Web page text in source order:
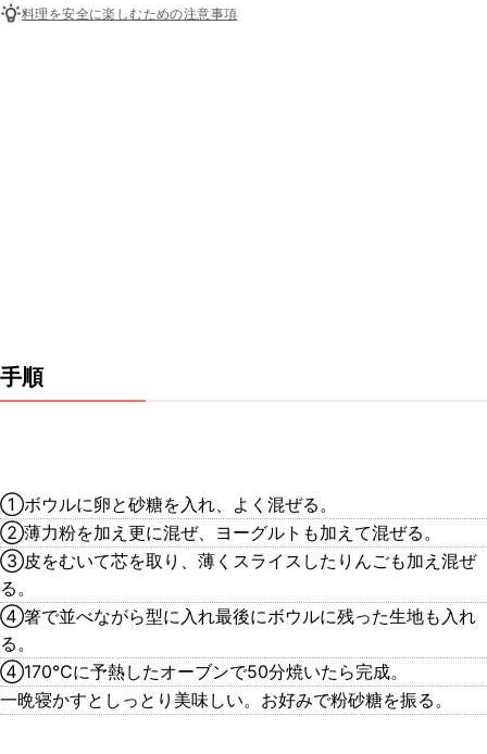
料理を安全に楽しむための注意事項
手順
①ボウルに卵と砂糖を入れ、よく混ぜる。
②薄力粉を加え更に混ぜ、ヨーグルトも加えて混ぜる。
③皮をむいて芯を取り、薄くスライスしたりんごも加え混ぜ
る。
④箸で並べながら型に入れ最後にボウルに残った生地も入れ
る。
④170℃に予熱したオーブンで50分焼いたら完成。
一晩寝かすとしっとり美味しい。お好みで粉砂糖を振る。